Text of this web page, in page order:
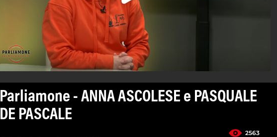
Parliamone - ANNA ASCOLESE e PASQUALE
DE PASCALE
2563